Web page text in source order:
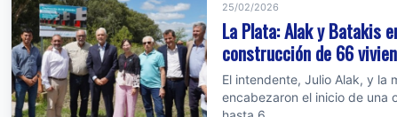
25/02/2026
La Plata: Alak y Batakis
construcción de 66
El intendente, Julio Alak, y la
encabezaron el inicio de una